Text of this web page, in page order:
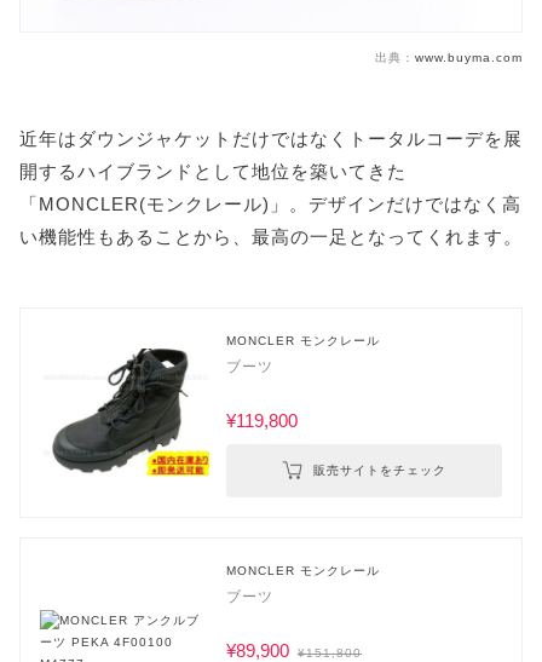
出典： www.buyma.com
近年はダウンジャケットだけではなくトータルコーデを展
開するハイブランドとして地位を築いてきた
「MONCLER(モンクレール)」。デザインだけではなく高
い機能性もあることから、最高の一足となってくれます。
MONCLER モンクレール
ブーツ
¥119,800
販売サイトをチェック
MONCLER モンクレール
ブーツ
¥89,900 ¥151,800